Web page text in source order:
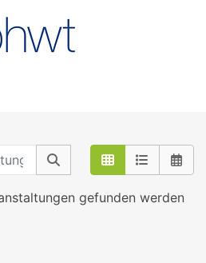
gefunden werden